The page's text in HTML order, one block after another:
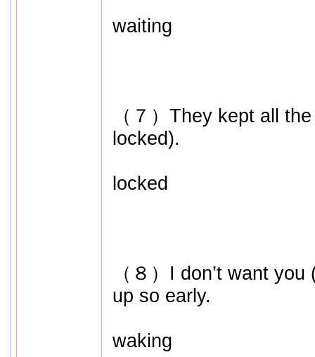
waiting
（７）They kept all
locked).
locked
（８）I don’t want
up so early.
waking